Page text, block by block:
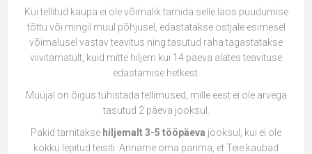
Kui tellitud kaupa ei ole võimalik tarnida selle laos puudumise
tõttu või mingil muul põhjusel, edastatakse ostjale esimesel
võimalusel vastav teavitus ning tasutud raha tagastatakse
viivitamatult, kuid mitte hiljem kui 14 päeva alates teavituse
edastamise hetkest.
Müüjal on õigus tühistada tellimused, mille eest ei ole arvega
tasutud 2 päeva jooksul.
Pakid tarnitakse hiljemalt 3-5 tööpäeva jooksul, kui ei ole
kokku lepitud teisiti. Anname oma parima, et Teie kaubad